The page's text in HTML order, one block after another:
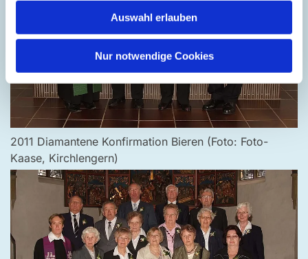
Auswahl erlauben
Nur notwendige Cookies
2011 Diamantene Konfirmation Bieren (Foto: Foto-
Kaase, Kirchlengern)